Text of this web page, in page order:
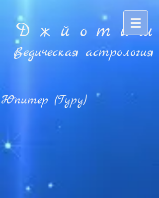
Д ж й o т и ш
Ведическая астрология
Юпитер (Гуру)